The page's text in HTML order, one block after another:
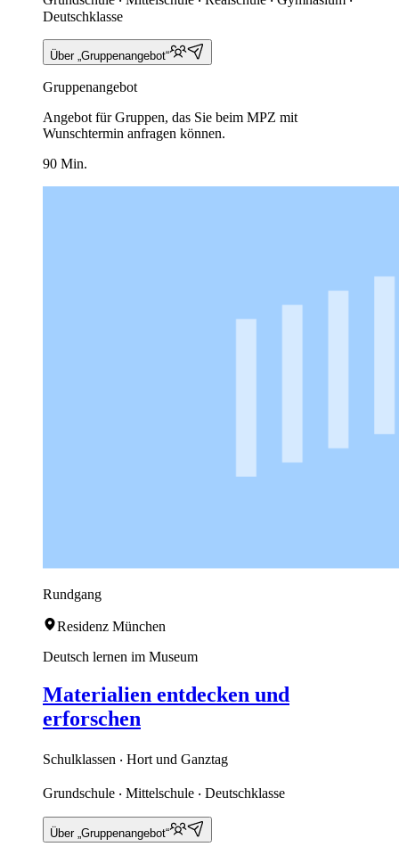
Deutschklasse
Über „Gruppenangebot“
Gruppenangebot
Angebot für Gruppen, das Sie beim MPZ mit
Wunschtermin anfragen können.
90 Min.
Rundgang
Residenz München
Deutsch lernen im Museum
Materialien entdecken und
erforschen
Schulklassen ‧ Hort und Ganztag
Grundschule ‧ Mittelschule ‧ Deutschklasse
Über „Gruppenangebot“